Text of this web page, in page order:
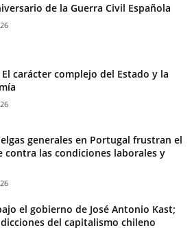
de la Guerra Civil Española
El carácter complejo del Estado y la
generales en Portugal frustran el
contra las condiciones laborales y
el gobierno de José Antonio Kast;
del capitalismo chileno